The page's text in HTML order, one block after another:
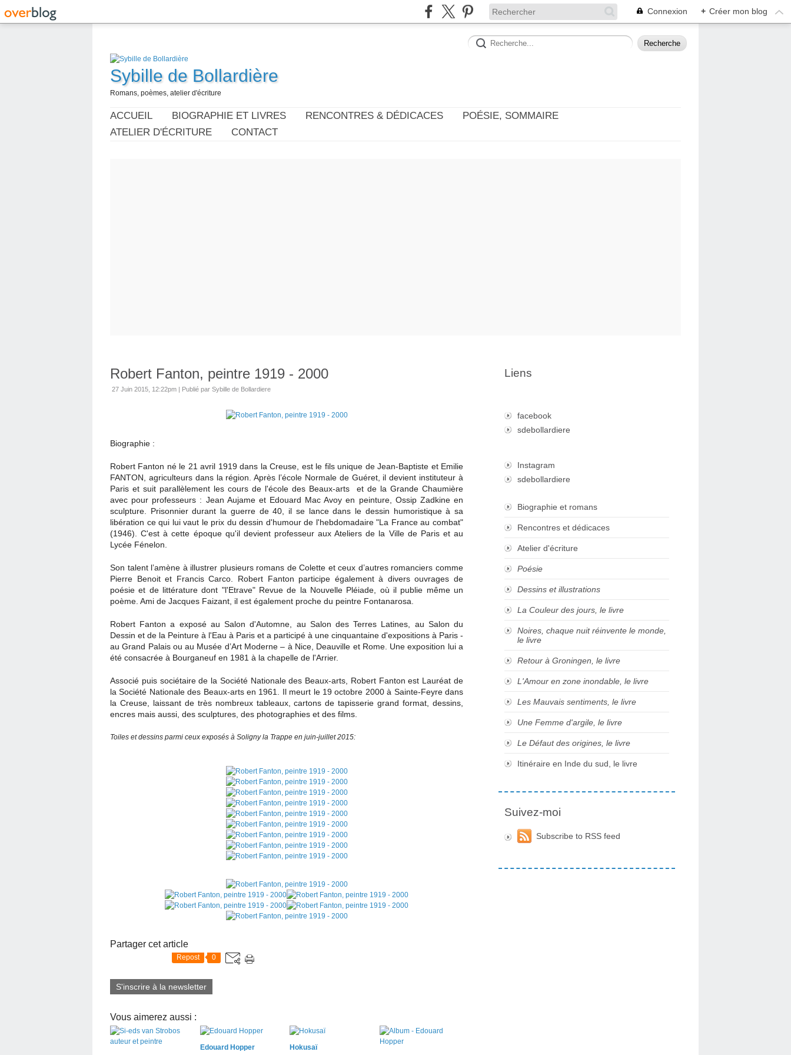
Connexion + Créer mon blog
Sybille de Bollardière
Romans, poèmes, atelier d'écriture
ACCUEIL BIOGRAPHIE ET LIVRES RENCONTRES & DÉDICACES
POÉSIE, SOMMAIRE
ATELIER D'ÉCRITURE
CONTACT
Robert Fanton, peintre 1919 - 2000
27 Juin 2015, 12:22pm | Publié par Sybille de Bollardiere
Biographie :
Robert Fanton né le 21 avril 1919 dans la Creuse, est le fils unique de Jean-Baptiste et Emilie
FANTON, agriculteurs dans la région. Après l’école Normale de Guéret, il devient instituteur à
Paris et suit parallèlement les cours de l'école des Beaux-arts et de la Grande Chaumière
avec pour professeurs : Jean Aujame et Edouard Mac Avoy en peinture, Ossip Zadkine en
sculpture. Prisonnier durant la guerre de 40, il se lance dans le dessin humoristique à sa
libération ce qui lui vaut le prix du dessin d'humour de l'hebdomadaire "La France au combat"
(1946). C'est à cette époque qu'il devient professeur aux Ateliers de la Ville de Paris et au
Lycée Fénelon.
Son talent l’amène à illustrer plusieurs romans de Colette et ceux d’autres romanciers comme
Pierre Benoit et Francis Carco. Robert Fanton participe également à divers ouvrages de
poésie et de littérature dont "l'Etrave" Revue de la Nouvelle Pléiade, où il publie même un
poème. Ami de Jacques Faizant, il est également proche du peintre Fontanarosa.
Robert Fanton a exposé au Salon d'Automne, au Salon des Terres Latines, au Salon du
Dessin et de la Peinture à l'Eau à Paris et a participé à une cinquantaine d'expositions à Paris -
au Grand Palais ou au Musée d’Art Moderne – à Nice, Deauville et Rome. Une exposition lui a
été consacrée à Bourganeuf en 1981 à la chapelle de l'Arrier.
Associé puis sociétaire de la Société Nationale des Beaux-arts, Robert Fanton est Lauréat de
la Société Nationale des Beaux-arts en 1961. Il meurt le 19 octobre 2000 à Sainte-Feyre dans
la Creuse, laissant de très nombreux tableaux, cartons de tapisserie grand format, dessins,
encres mais aussi, des sculptures, des photographies et des films.
Toiles et dessins parmi ceux exposés à Soligny la Trappe en juin-juillet 2015:
Partager cet article
Repost 0
S'inscrire à la newsletter
Vous aimerez aussi :
Edouard Hopper
Hokusaï
Liens
facebook
sdebollardiere
Instagram
sdebollardiere
Biographie et romans
Rencontres et dédicaces
Atelier d'écriture
Poésie
Dessins et illustrations
La Couleur des jours, le livre
Noires, chaque nuit réinvente le monde,
le livre
Retour à Groningen, le livre
L'Amour en zone inondable, le livre
Les Mauvais sentiments, le livre
Une Femme d'argile, le livre
Le Défaut des origines, le livre
Itinéraire en Inde du sud, le livre
Suivez-moi
Subscribe to RSS feed